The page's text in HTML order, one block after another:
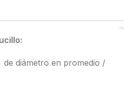
diámetro en promedio /